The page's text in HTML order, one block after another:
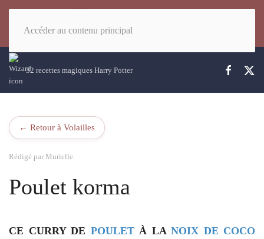
Accéder au contenu principal
32 recettes magiques Harry Potter
← Retour à Volailles
Rédigé par Murielle.
Poulet korma
CE CURRY DE POULETÀ LA NOIX DE COCO